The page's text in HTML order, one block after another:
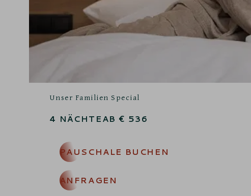
Unser Familien Special
4 NÄCHTEAB € 536
PAUSCHALE BUCHEN
ANFRAGEN